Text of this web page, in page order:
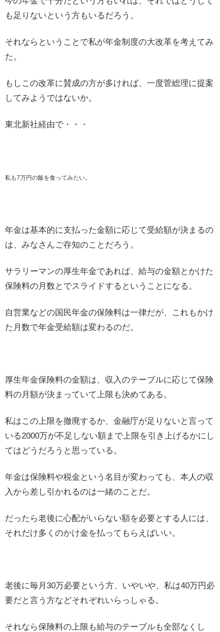
も足りないという方もいるだろう。
それならということで私が年金制度の大改革を考えてみ
た。
もしこの改革に賛成の方が多ければ、一度菅総理に提案
してみようではないか。
東北新社経由で・・・
私も7万円の飯を食ってみたい。
年金は基本的に支払った金額に応じて受給額が決まるの
は、みなさんご存知のことだろう。
サラリーマンの厚生年金であれば、給与の金額とかけた
保険料の月数とでスライドするということになる。
自営業などの国民年金の保険料は一律だが、これもかけ
た月数で年金受給額は変わるのだ。
厚生年金保険料の金額は、収入のテーブルに応じて保険
料の月額が決まっていて上限も決めてある。
私はこの上限を撤廃するか、金融庁が足りないと言って
いる2000万が不足しない額まで上限を引き上げるかにし
てはどうだろうと思っている。
年金は保険料や税金という名目が変わっても、本人の収
入から差し引かれるのは一緒のことだ。
だったら老後に心配がいらない額を必要とする人には、
それだけ多くのかけ金を払ってもらえばいい。
老後に毎月30万必要という方、いやいや、私は40万円必
要だと言う方などそれぞれいらっしゃる。
それなら保険料の上限も給与のテーブルも全部なくし